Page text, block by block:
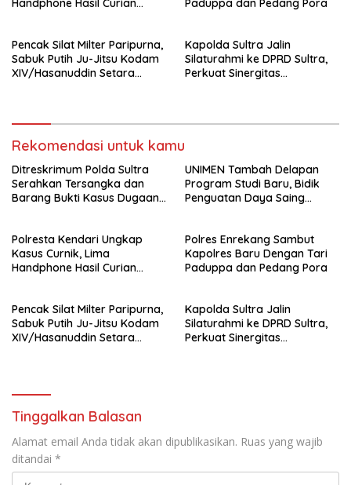
Handphone Hasil Curian
Paduppa dan Pedang Pora
Pencak Silat Milter Paripurna,
Sabuk Putih Ju-Jitsu Kodam
XIV/Hasanuddin Setara
Kapolda Sultra Jalin
Silaturahmi ke DPRD Sultra,
Perkuat Sinergitas
Rekomendasi untuk kamu
Ditreskrimum Polda Sultra
Serahkan Tersangka dan
Barang Bukti Kasus Dugaan
Kejaksaan
UNIMEN Tambah Delapan
Program Studi Baru, Bidik
Penguatan Daya Saing
Polresta Kendari Ungkap
Kasus Curnik, Lima
Handphone Hasil Curian
Polres Enrekang Sambut
Kapolres Baru Dengan Tari
Paduppa dan Pedang Pora
Pencak Silat Milter Paripurna,
Sabuk Putih Ju-Jitsu Kodam
XIV/Hasanuddin Setara
Kapolda Sultra Jalin
Silaturahmi ke DPRD Sultra,
Perkuat Sinergitas
Tinggalkan Balasan
Alamat email Anda tidak akan dipublikasikan. Ruas yang wajib
ditandai *